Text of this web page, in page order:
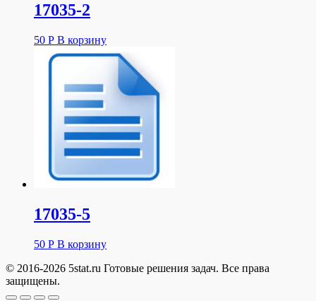
17035-2
50 Р В корзину
17035-5
50 Р В корзину
© 2016-2026 5stat.ru Готовые решения задач. Все права
защищены.